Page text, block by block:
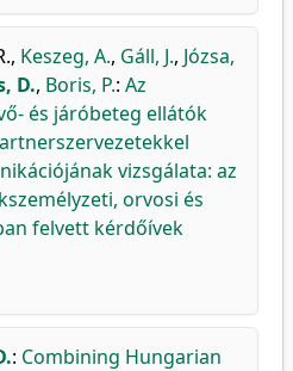
, Keszeg, A., Gáll, J., Józsa,
D., Boris, P.: Az
és járóbeteg ellátók
vizsgálata: az
orvosi és
felvett kérdőívek
: Combining Hungarian